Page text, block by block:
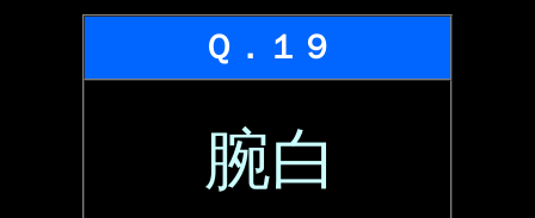
Ｑ．１９
腕白